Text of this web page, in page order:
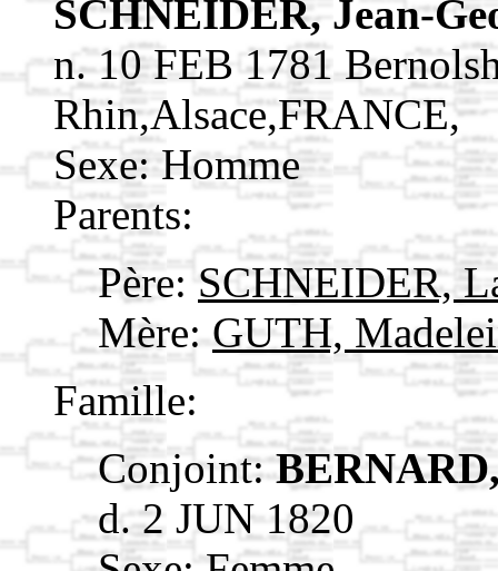
SCHNEIDER, Jean-
n. 10 FEB 1781
Rhin,Alsace,FRANCE,
Sexe: Homme
Parents:
Père:SCHNEIDER,
Mère: GUTH,
Famille:
Conjoint:
d. 2 JUN 1820